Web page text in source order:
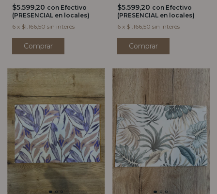
$5.599,20 con Efectivo
(PRESENCIAL en locales)
6 x $1.166,50 sin interés
$5.599,20 con Efectivo
(PRESENCIAL en locales)
6 x $1.166,50 sin interés